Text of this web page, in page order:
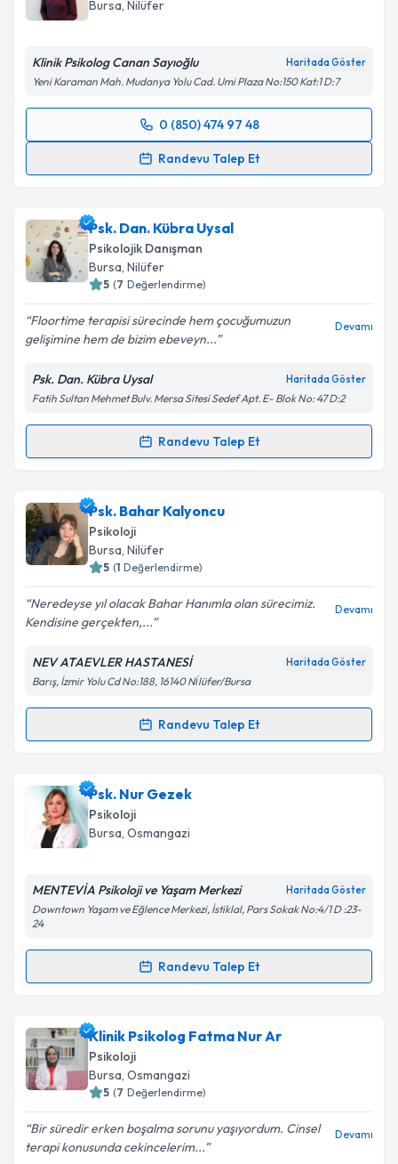
E-posta Adresiniz
Kişisel verilerimin işlenmesine ilişkinAydınlatma
'ni okudum ve kişisel verilerimin belirtilen
kapsamda işlenmesini kabul ediyorum.
Bursa, Nilüfer
Klinik Psikolog Canan Sayıoğlu Haritada Göster
Yeni Karaman Mah. Mudanya Yolu Cad. Umi Plaza No:150 Kat:1 D:7
0 (850) 474 97 48
Randevu Talep Et
Randevu Takvimi Talebi
için bir takvim hazırlandığında e-posta ile
bilgilendireceğiz.
E-posta Adresiniz
Metni'ni okudum ve kişisel verilerimin belirtilen
kapsamda işlenmesini kabul ediyorum.
Takvim Talebini Gönder
Psk. Dan. Kübra Uysal
Psikolojik Danışman
Bursa, Nilüfer
5 (7 Değerlendirme)
Floortime terapisi sürecinde hem çocuğumuzun
gelişimine hem de bizim ebeveyn...
Devamı
Psk. Dan. Kübra Uysal Haritada Göster
Fatih Sultan Mehmet Bulv. Mersa Sitesi Sedef Apt. E- Blok No: 47 D:2
Randevu Talep Et
Randevu Takvimi Talebi
Psk. Dan. Kübra Uysaliçin randevu takvimi talebi
oluşturun. Size bu uzmandan randevu almanız için bir
takvim hazırlandığında e-posta ile bilgilendireceğiz.
Kişisel verilerimin işlenmesine ilişkin
Aydınlatma
Metni'ni okudum ve kişisel verilerimin belirtilen
kapsamda işlenmesini kabul ediyorum.
Psk. Bahar Kalyoncu
Psikoloji
Bursa, Nilüfer
5 (1 Değerlendirme)
Neredeyse yıl olacak Bahar Hanımla olan sürecimiz.
Kendisine gerçekten,...
Devamı
NEV ATAEVLER HASTANESİ Haritada Göster
Barış, İzmir Yolu Cd No:188, 16140 Ni̇lüfer/Bursa
Randevu Talep Et
Randevu Takvimi Talebi
Psk. Bahar Kalyoncuiçin randevu takvimi talebi
oluşturun. Size bu uzmandan randevu almanız için bir
takvim hazırlandığında e-posta ile bilgilendireceğiz.
Kişisel verilerimin işlenmesine ilişkinAydınlatma
'ni okudum ve kişisel verilerimin belirtilen
kapsamda işlenmesini kabul ediyorum.
Takvim Talebini Gönder
Psk. Nur Gezek
Psikoloji
Bursa, Osmangazi
MENTEVİA Psikoloji ve Yaşam Merkezi Haritada Göster
Downtown Yaşam ve Eğlence Merkezi, İstiklal, Pars Sokak No:4/1 D :23-
24
Randevu Talep Et
Randevu Takvimi Talebi
Psk. Nur Gezekiçin randevu takvimi talebi oluşturun.
Size bu uzmandan randevu almanız için bir takvim
hazırlandığında e-posta ile bilgilendireceğiz.
Klinik Psikolog Fatma Nur Ar
Psikoloji
Bursa, Osmangazi
5 (7 Değerlendirme)
Bir süredir erken boşalma sorunu yaşıyordum. Cinsel
terapi konusunda cekincelerim...
Devamı